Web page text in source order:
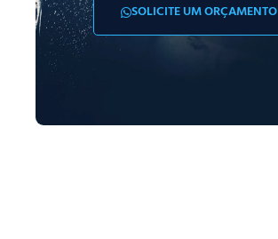
SOLICITE UM ORÇAMENTO